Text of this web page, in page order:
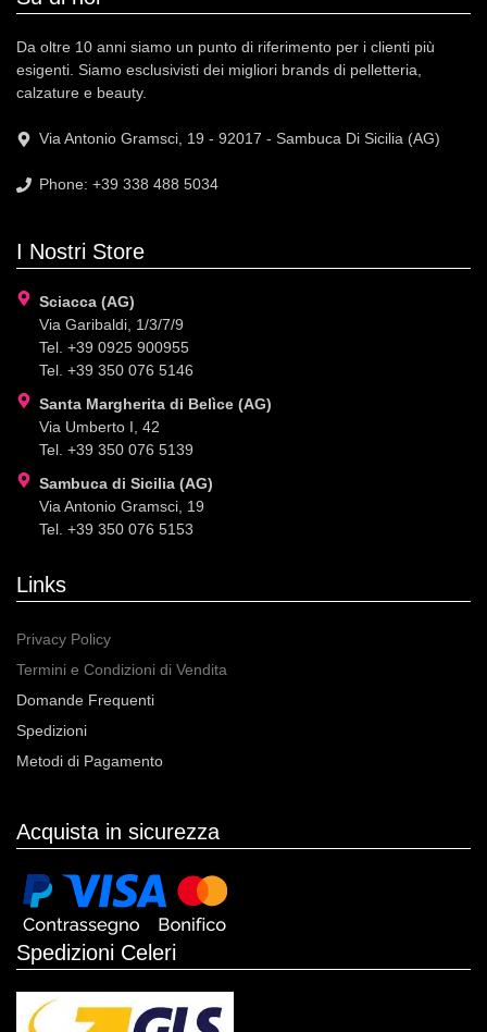
Da oltre 10 anni siamo un punto di riferimento per i clienti più
esigenti. Siamo esclusivisti dei migliori brands di pelletteria,
calzature e beauty.
Via Antonio Gramsci, 19 - 92017 - Sambuca Di Sicilia (AG)
Phone: +39 338 488 5034
I Nostri Store
Sciacca (AG)
Via Garibaldi, 1/3/7/9
Tel. +39 0925 900955
Tel. +39 350 076 5146
Santa Margherita di Belìce (AG)
Via Umberto I, 42
Tel. +39 350 076 5139
Sambuca di Sicilia (AG)
Via Antonio Gramsci, 19
Tel. +39 350 076 5153
Links
Privacy Policy
Termini e Condizioni di Vendita
Domande Frequenti
Spedizioni
Metodi di Pagamento
Acquista in sicurezza
Spedizioni Celeri